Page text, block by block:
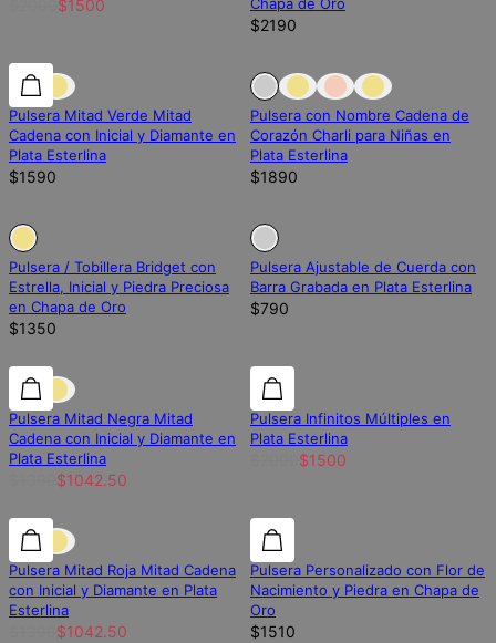
$1500 Chapa de Oro
$2190
Diamante de laboratorio Diamante de laboratorio
Pulsera Mitad Verde Mitad
Cadena con Inicial y Diamante en
Plata Esterlina
$1590
Fuera de stock
Pulsera con Nombre Cadena de
Corazón Charli para Niñas en
Plata Esterlina
$1890
Fuera de stock Fuera de stock
Pulsera / Tobillera Bridget con
Estrella, Inicial y Piedra Preciosa
en Chapa de Oro
$1350
Fuera de stock
Pulsera Ajustable de Cuerda con
Barra Grabada en Plata Esterlina
$790
25% de descuento 25% de descuento
Pulsera Mitad Negra Mitad
Cadena con Inicial y Diamante en
Plata Esterlina
$1042.50
25% de descuento
Pulsera Infinitos Múltiples en
Plata Esterlina
$1500
25% de descuento 25% de descuento
Pulsera Mitad Roja Mitad Cadena
con Inicial y Diamante en Plata
Esterlina
$1042.50
Pulsera Personalizado con Flor de
Nacimiento y Piedra en Chapa de
Oro
$1510